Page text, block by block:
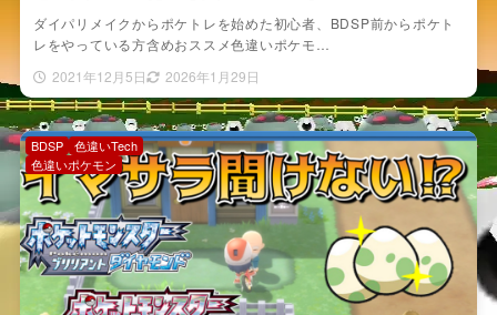
ダイパリメイクからポケトレを始めた初心者、BDSP前からポケト
レをやっている方含めおススメ色違いポケモ…
2021年12月5日
2026年1月29日
BDSP
色違いTech
色違いポケモン